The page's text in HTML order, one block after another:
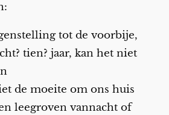
tot de voorbije,
tien? jaar, kan het niet
de moeite om ons huis
leegroven vannacht of